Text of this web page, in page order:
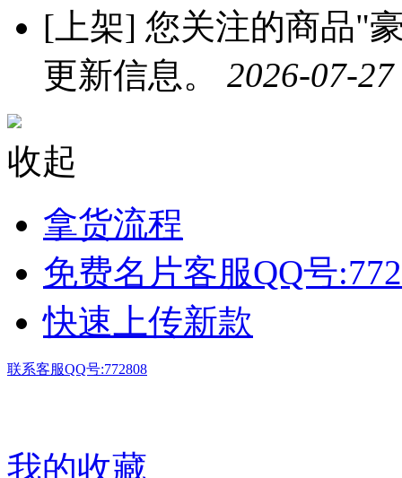
[上架] 您关注的商品"
更新信息。 2026-07-
收起
拿货流程
免费名片客服QQ号
快速上传新款
联系客服QQ号:772808
我的收藏